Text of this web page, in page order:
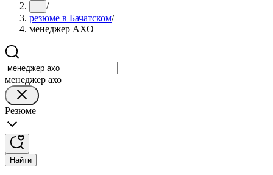
... /
резюме в Бачатском/
менеджер АХО
менеджер ахо
Резюме
Найти